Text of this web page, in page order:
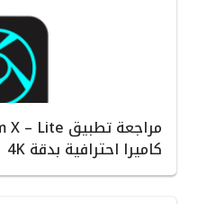
كاميرا احترافية بدقة 4K